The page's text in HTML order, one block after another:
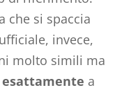
che si spaccia
invece,
molto simili ma
a